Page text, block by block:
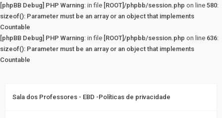
[phpBB Debug] PHP Warning: in file [ROOT]/phpbb/session.php on line 580:
sizeof(): Parameter must be an array or an object that implements
Countable
[phpBB Debug] PHP Warning: in file [ROOT]/phpbb/session.php on line 636:
sizeof(): Parameter must be an array or an object that implements
Countable
Sala dos Professores - EBD -Políticas de privacidade